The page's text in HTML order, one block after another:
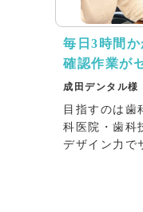
毎日3時間か
確認作業が
成田デンタル様
目指すのは歯
科医院・歯科
デザイン力で